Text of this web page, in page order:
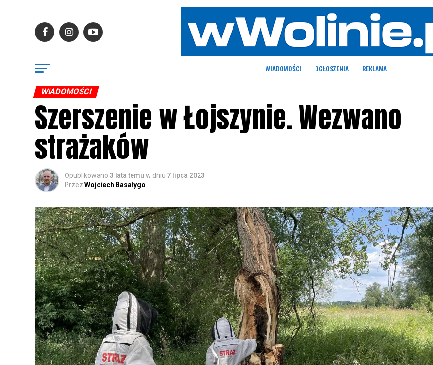
WIADOMOŚCI OGŁOSZENIA REKLAMA
WIADOMOŚCI
Szerszenie w Łojszynie. Wezwano
strażaków
Opublikowano 3 lata temu w dniu 7 lipca 2023
Przez Wojciech Basałygo